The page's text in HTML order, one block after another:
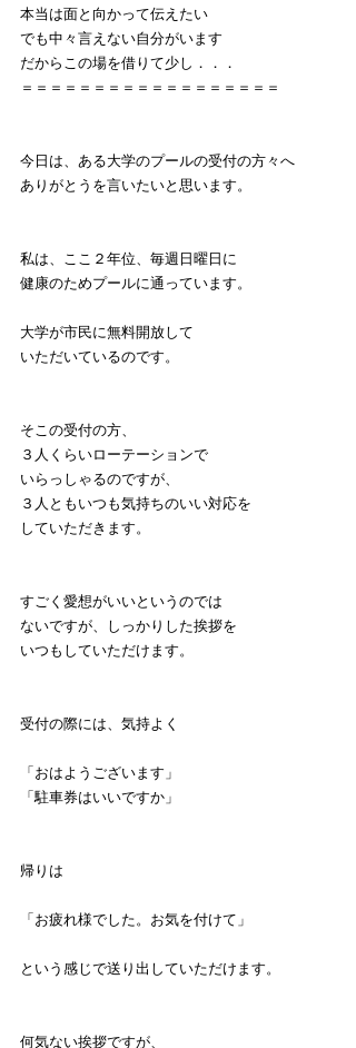
本当は面と向かって伝えたい
でも中々言えない自分がいます
だからこの場を借りて少し．．．
＝＝＝＝＝＝＝＝＝＝＝＝＝＝＝＝＝＝
今日は、ある大学のプールの受付の方々へ
ありがとうを言いたいと思います。
私は、ここ２年位、毎週日曜日に
健康のためプールに通っています。
大学が市民に無料開放して
いただいているのです。
そこの受付の方、
３人くらいローテーションで
いらっしゃるのですが、
３人ともいつも気持ちのいい対応を
していただきます。
すごく愛想がいいというのでは
ないですが、しっかりした挨拶を
いつもしていただけます。
受付の際には、気持よく
「おはようございます」
「駐車券はいいですか」
帰りは
「お疲れ様でした。お気を付けて」
という感じで送り出していただけます。
何気ない挨拶ですが、